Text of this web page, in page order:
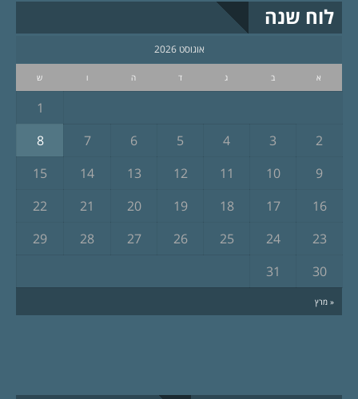
לוח שנה
אוגוסט 2026
א ב ג ד ה ו ש
« מרץ
1
2
3
4
5
6
7
8
9
10
11
12
13
14
15
16
17
18
19
20
21
22
23
24
25
26
27
28
29
30
31